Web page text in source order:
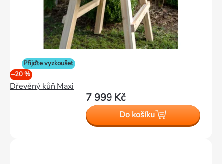
Přijďte vyzkoušet
–20 %
Dřevěný kůň Maxi
7 999 Kč
Do košíku